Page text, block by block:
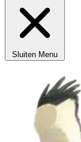
Sluiten Menu